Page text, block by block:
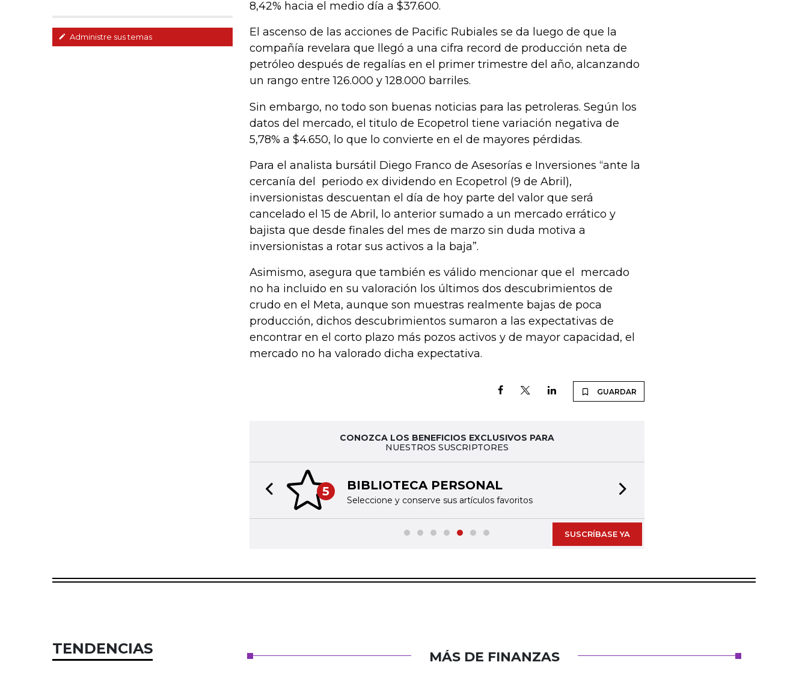
Administre sus temas
8,42% hacia el medio día a $37.600.
El ascenso de las acciones de Pacific Rubiales se da luego de que la
compañía revelara que llegó a una cifra record de producción neta de
petróleo después de regalías en el primer trimestre del año, alcanzando
un rango entre 126.000 y 128.000 barriles.
Sin embargo, no todo son buenas noticias para las petroleras. Según los
datos del mercado, el titulo de Ecopetrol tiene variación negativa de
5,78% a $4.650, lo que lo convierte en el de mayores pérdidas.
Para el analista bursátil Diego Franco de Asesorías e Inversiones “ante la
cercanía del periodo ex dividendo en Ecopetrol (9 de Abril),
inversionistas descuentan el día de hoy parte del valor que será
cancelado el 15 de Abril, lo anterior sumado a un mercado errático y
bajista que desde finales del mes de marzo sin duda motiva a
inversionistas a rotar sus activos a la baja”.
Asimismo, asegura que también es válido mencionar que el mercado
no ha incluido en su valoración los últimos dos descubrimientos de
crudo en el Meta, aunque son muestras realmente bajas de poca
producción, dichos descubrimientos sumaron a las expectativas de
encontrar en el corto plazo más pozos activos y de mayor capacidad, el
mercado no ha valorado dicha expectativa.
GUARDAR
CONOZCA LOS BENEFICIOS EXCLUSIVOS PARA
NUESTROS SUSCRIPTORES
5 BIBLIOTECA PERSONAL
Seleccione y conserve sus artículos favoritos
Previous slide
SUSCRÍBASE YA
TENDENCIAS MÁS DE FINANZAS